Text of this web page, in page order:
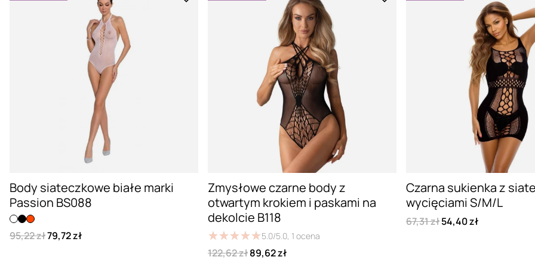
Body siateczkowe białe marki
Passion BS088
95,22 zł79,72 zł
Zmysłowe czarne body z
otwartym krokiem i paskami na
dekolcie B118
★★★★★
★★★★★5.0/5.0, 1 ocena
122,62 zł89,62 zł
Czarna sukienka z
wycięciami S/M/L
67,31 zł54,40 zł